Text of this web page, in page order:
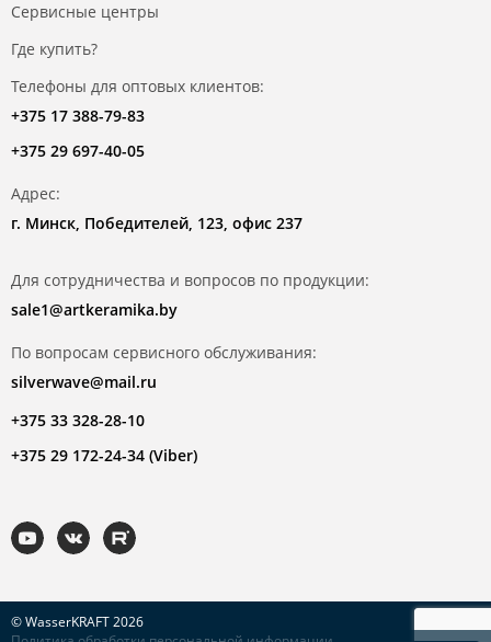
Сервисные центры
Где купить?
Телефоны для оптовых клиентов:
+375 17 388-79-83
+375 29 697-40-05
Адрес:
г. Минск, Победителей, 123, офис 237
Для сотрудничества и вопросов по продукции:
sale1@artkeramika.by
По вопросам сервисного обслуживания:
silverwave@mail.ru
+375 33 328-28-10
+375 29 172-24-34 (Viber)
© WasserKRAFT 2026